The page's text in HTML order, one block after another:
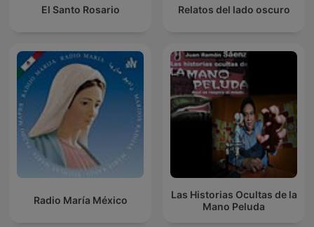
El Santo Rosario Relatos del lado oscuro
Radio María México
Las Historias Ocultas de la
Mano Peluda